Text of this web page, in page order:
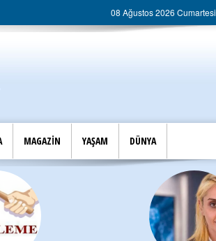
08 Ağustos 2026 Cumartesi
MAGAZİN YAŞAM DÜNYA